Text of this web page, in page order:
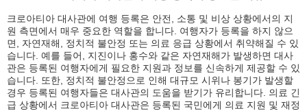
크로아티아 대사관에 여행 등록은 안전, 소통 및 비상 상황에서의 지
원 측면에서 매우 중요한 역할을 합니다. 여행자가 등록을 하지 않으
면, 자연재해, 정치적 불안정 또는 의료 응급 상황에서 취약해질 수 있
습니다. 예를 들어, 지진이나 홍수와 같은 자연재해가 발생하면 대사
관은 등록된 여행자에게 필요한 지원과 정보를 신속하게 제공할 수 있
습니다. 또한, 정치적 불안정으로 인해 대규모 시위나 봉기가 발생할
경우 등록된 여행자들은 대사관의 도움을 받기가 유리합니다. 의료 긴
급 상황에서 크로아티아 대사관은 등록된 국민에게 의료 지원 및 재정